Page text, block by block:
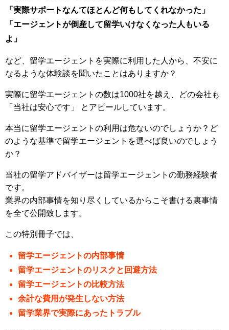
「実際サポートなんてほとんど何もしてくれなかった」
「エージェントが倒産して留学いけなくなった人もいる
よ」
など、留学エージェントを実際に利用した人から、不安に
なるような体験談を聞いたことはありますか？
実際に留学エージェントの数は1000社を越え、どの会社も
「当社は安心です」 とアピールしています。
本当に留学エージェントの利用は危ないのでしょうか？ど
のような基準で留学エージェントを選べば良いのでしょう
か？
当社の留学アドバイザーは留学エージェントの勤務経験者
です。
業界の内部事情を知り尽くしているからこそ書ける裏事情
を全て公開致します。
この特別冊子では、
留学エージェントの内部事情
留学エージェントのリスクと回避方法
留学エージェントの比較方法
余計な費用が発生しない方法
留学業界で実際にあったトラブル